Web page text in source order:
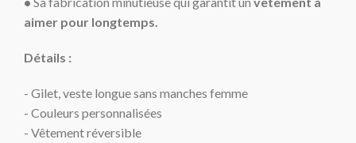
aimer pour longtemps.
Détails :
- Gilet, veste longue sans manches femme
- Couleurs personnalisées
- Vêtement réversible